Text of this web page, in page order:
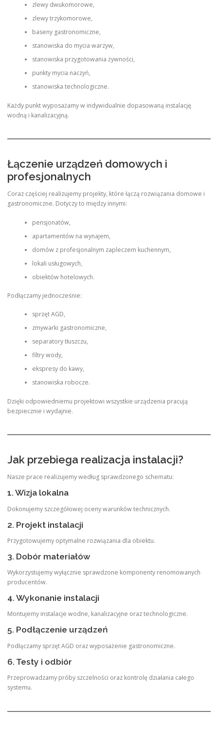
zlewy dwukomorowe,
zlewy trzykomorowe,
baseny gastronomiczne,
stanowiska do mycia warzyw,
stanowiska przygotowania żywności,
punkty mycia naczyń,
stanowiska technologiczne.
Każdy punkt wyposażamy w indywidualnie dopasowaną instalację
wodną i kanalizacyjną.
Łączenie urządzeń domowych i
profesjonalnych
Coraz częściej realizujemy projekty, które łączą rozwiązania domowe i
gastronomiczne. Dotyczy to między innymi:
pensjonatów,
apartamentów na wynajem,
domów z profesjonalnym zapleczem kuchennym,
lokali usługowych,
obiektów hotelowych.
Podłączamy jednocześnie:
sprzęt AGD,
zmywarki gastronomiczne,
separatory tłuszczu,
filtry wody,
ekspresy do kawy,
stanowiska robocze.
Dzięki odpowiedniemu projektowi wszystkie urządzenia pracują
bezpiecznie i wydajnie.
Jak przebiega realizacja instalacji?
Nasze prace realizujemy według sprawdzonego schematu:
1. Wizja lokalna
Dokonujemy szczegółowej oceny warunków technicznych.
2. Projekt instalacji
Przygotowujemy optymalne rozwiązania dla obiektu.
3. Dobór materiałów
Wykorzystujemy wyłącznie sprawdzone komponenty renomowanych
producentów.
4. Wykonanie instalacji
Montujemy instalacje wodne, kanalizacyjne oraz technologiczne.
5. Podłączenie urządzeń
Podłączamy sprzęt AGD oraz wyposażenie gastronomiczne.
6. Testy i odbiór
Przeprowadzamy próby szczelności oraz kontrolę działania całego
systemu.